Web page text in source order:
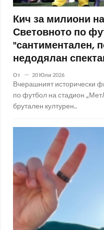
Кич за милиони
Световното по
"сантиментален,
недодялан
От 20 Юли 2026
Вчерашният исторически
по футбол на стадион
брутален културен..